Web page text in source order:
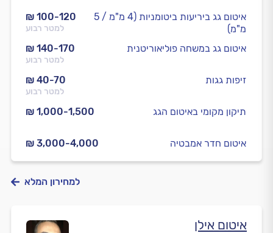
₪ 100-120
למטר רבוע
איטום גג ביריעות ביטומניות (4 מ"מ / 5
מ"מ)
₪ 140-170
למטר רבוע
איטום גג במשחה פוליאוריטנית
₪ 40-70
למטר רבוע
זיפות גגות
₪ 1,000-1,500 תיקון מקומי באיטום הגג
₪ 3,000-4,000 איטום חדר אמבטיה
למחירון המלא
איטום אילן